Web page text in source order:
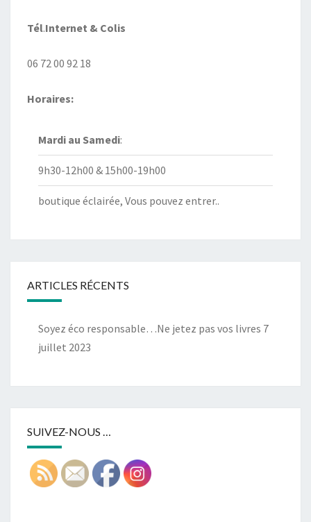
Tél.Internet & Colis
06 72 00 92 18
Horaires:
Mardi au Samedi:
9h30-12h00 & 15h00-19h00
boutique éclairée, Vous pouvez entrer..
ARTICLES RÉCENTS
Soyez éco responsable…Ne jetez pas vos livres 7
juillet 2023
SUIVEZ-NOUS …